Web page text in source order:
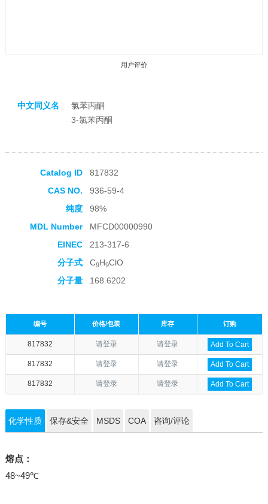
用户评价
收藏产品
中文同义名
氯苯丙酮
3-氯苯丙酮
Catalog ID
817832
CAS NO.
936-59-4
纯度
98%
MDL Number
MFCD00000990
EINEC
213-317-6
分子式
C9H9ClO
分子量
168.6202
编号 价格/包装 库存 订购
817832 请登录 请登录 Add To Cart
817832 请登录 请登录 Add To Cart
817832 请登录 请登录 Add To Cart
化学性质 保存&安全 MSDS COA 咨询/评论
熔点：
48~49℃